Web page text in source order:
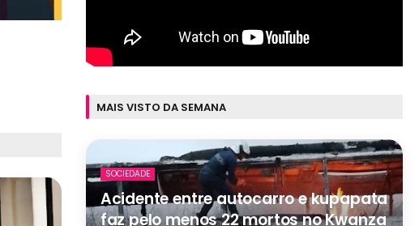
MAIS VISTO DA SEMANA
SOCIEDADE
Acidente entre autocarro e kupapata
faz pelo menos 22 mortos no Kwanza